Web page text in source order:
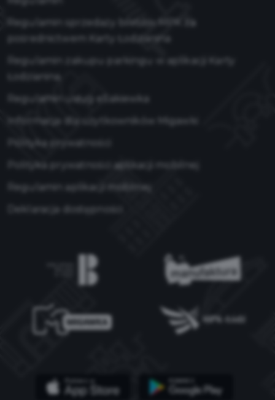
Regulamin zakupu parkingu w aplikacji Karty
Regulamin usług eSakiewka
Informacja dla użytkowników Migawki
Polityka prywatności aplikacji mobilnej
Regulamin aplikacji mobilnej
Deklaracja dostępności